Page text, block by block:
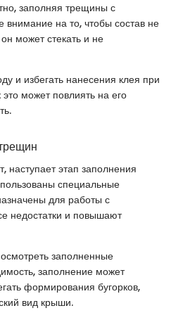
заполняя трещины с
на то, чтобы состав не
может стекать и не
и избегать нанесения клея при
это может повлиять на его
наступает этап заполнения
специальные
для работы с
недостатки и повышают
заполненные
заполнение может
формирования бугорков,
вид крыши.